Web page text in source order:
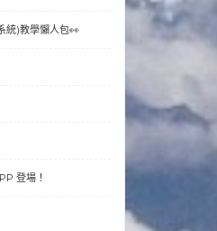
統)教學懶人包👀
登場！